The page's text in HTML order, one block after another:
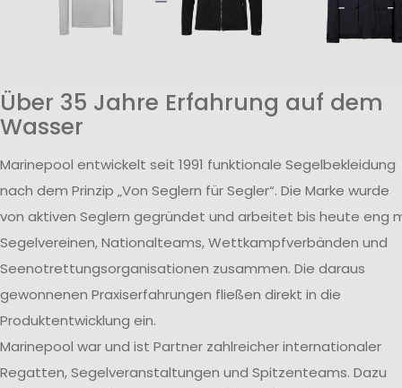
Über 35 Jahre Erfahrung auf dem
Wasser
Marinepool entwickelt seit 1991 funktionale Segelbekleidung
nach dem Prinzip „Von Seglern für Segler“. Die Marke wurde
von aktiven Seglern gegründet und arbeitet bis heute eng
Segelvereinen, Nationalteams, Wettkampfverbänden und
Seenotrettungsorganisationen zusammen. Die daraus
gewonnenen Praxiserfahrungen fließen direkt in die
Produktentwicklung ein.
Marinepool war und ist Partner zahlreicher internationaler
Regatten, Segelveranstaltungen und Spitzenteams. Dazu